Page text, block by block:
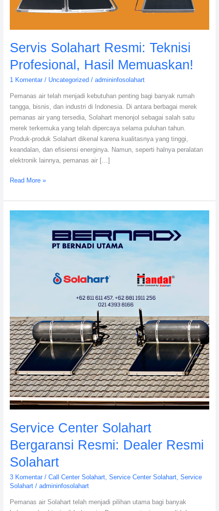
Servis Solahart Resmi: Teknisi
Profesional, Hasil Memuaskan!
1 Komentar / Uncategorized / admininfosolahart
Pemanas air telah menjadi kebutuhan penting bagi banyak rumah
tangga, bisnis, dan industri di Indonesia. Di antara berbagai merek
pemanas air yang tersedia, Solahart menonjol sebagai salah satu
merek terkemuka yang telah dipercaya selama puluhan tahun.
Produk-produk Solahart dikenal karena kualitasnya yang tinggi,
keandalan, dan efisiensi energinya. Namun, seperti halnya peralatan
elektronik lainnya, pemanas air […]
Read More »
Service Center Solahart
Bergaransi Resmi: Dealer Resmi
Solahart
3 Komentar / Call Center Solahart, Service Center Solahart, Service
Solahart/ admininfosolahart
Pemanas air Solahart telah menjadi pilihan utama bagi banyak
Service
Bergaransi